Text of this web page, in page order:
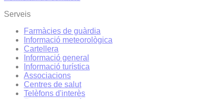
Serveis
Farmàcies de guàrdia
Informació meteorològica
Cartellera
Informació general
Informació turística
Associacions
Centres de salut
Telèfons d'interès